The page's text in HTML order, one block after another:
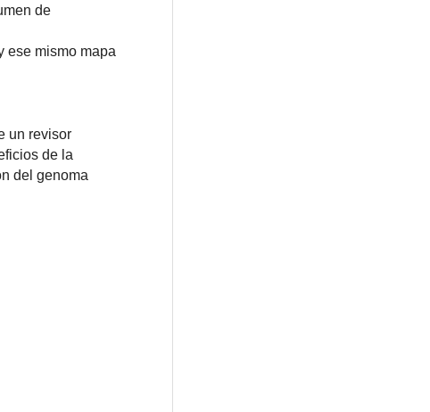
de
ese mismo mapa
un revisor
de la
del genoma